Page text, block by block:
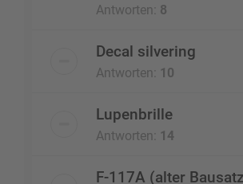
Antworten: 8
Decal silvering
Antworten: 10
Lupenbrille
Antworten: 14
F-117A (alter